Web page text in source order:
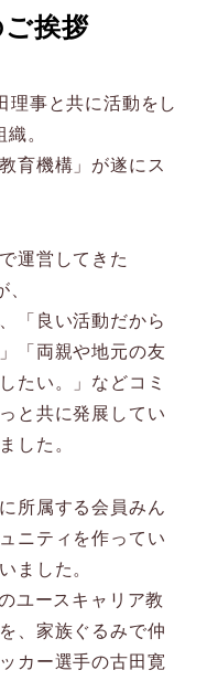
挨拶
事と共に活動をし
。
育機構」が遂にス
運営してきた
「良い活動だから
「両親や地元の友
たい。」などコミ
と共に発展してい
した。
所属する会員みん
ニティを作ってい
ました。
ユースキャリア教
、家族ぐるみで仲
カー選手の古田寛